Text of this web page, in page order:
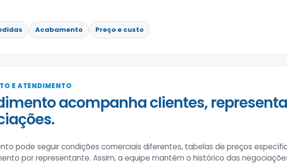
Acabamento Preço e custo
E ATENDIMENTO
acompanha clientes,
pode seguir condições comerciais diferentes, tabelas de preços
por representante. Assim, a equipe mantém o histórico das